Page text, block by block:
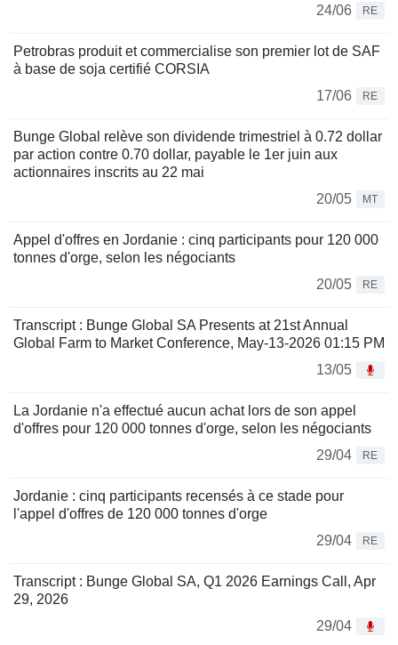
24/06 RE
Petrobras produit et commercialise son premier lot de SAF
à base de soja certifié CORSIA
17/06
RE
Bunge Global relève son dividende trimestriel à 0.72 dollar
par action contre 0.70 dollar, payable le 1er juin aux
actionnaires inscrits au 22 mai
20/05
MT
Appel d'offres en Jordanie : cinq participants pour 120 000
tonnes d'orge, selon les négociants
20/05
RE
Transcript : Bunge Global SA Presents at 21st Annual
Global Farm to Market Conference, May-13-2026 01:15 PM
13/05
La Jordanie n'a effectué aucun achat lors de son appel
d'offres pour 120 000 tonnes d'orge, selon les négociants
29/04
RE
Jordanie : cinq participants recensés à ce stade pour
l'appel d'offres de 120 000 tonnes d'orge
29/04
RE
Transcript : Bunge Global SA, Q1 2026 Earnings Call, Apr
29, 2026
29/04